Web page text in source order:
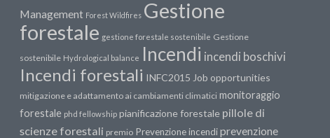
Management Forest Wildfires Gestione
forestale gestione forestale sostenibile Gestione
sostenibile Hydrological balance Incendi incendi boschivi
Incendi forestali INFC2015 Job opportunities
mitigazione e adattamento ai cambiamenti climatici monitoraggio
forestale phd fellowship pianificazione forestale pillole di
scienze forestali premio Prevenzione incendiprevenzione